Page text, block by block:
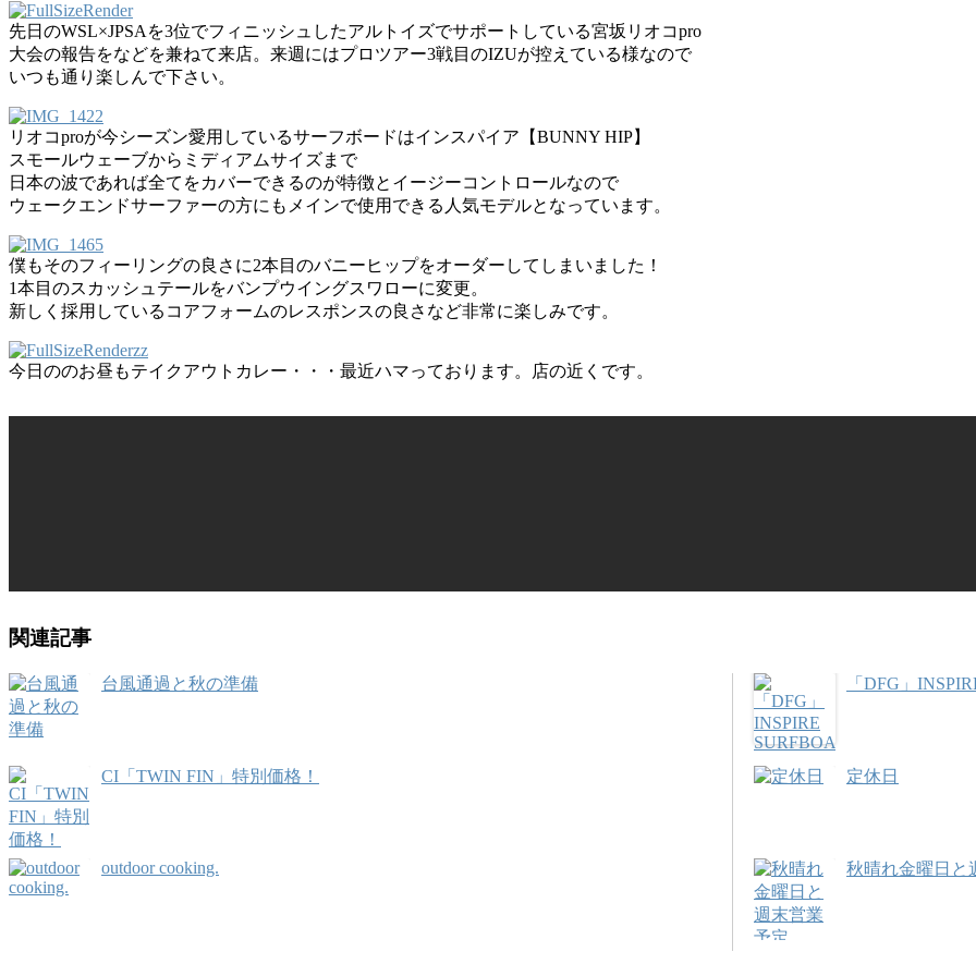
先日のWSL×JPSAを3位でフィニッシュしたアルトイズでサポートしている宮坂リオコpro
大会の報告をなどを兼ねて来店。来週にはプロツアー3戦目のIZUが控えている様なので
いつも通り楽しんで下さい。
リオコproが今シーズン愛用しているサーフボードはインスパイア【BUNNY HIP】
スモールウェーブからミディアムサイズまで
日本の波であれば全てをカバーできるのが特徴とイージーコントロールなので
ウェークエンドサーファーの方にもメインで使用できる人気モデルとなっています。
僕もそのフィーリングの良さに2本目のバニーヒップをオーダーしてしまいました！
1本目のスカッシュテールをバンプウイングスワローに変更。
新しく採用しているコアフォームのレスポンスの良さなど非常に楽しみです。
今日ののお昼もテイクアウトカレー・・・最近ハマっております。店の近くです。
関連記事
台風通過と秋の準備
CI「TWIN FIN」特別価格！
outdoor cooking.
「DFG」
定休日
秋晴れ金曜日と